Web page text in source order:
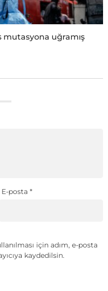
mutasyona uğramış
E-posta*
için adım, e-posta
kaydedilsin.